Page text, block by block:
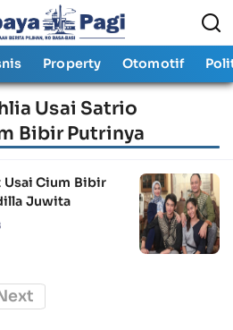
Property Otomotif
Usai Satrio
Bibir Putrinya
Usai Cium Bibir
Juwita